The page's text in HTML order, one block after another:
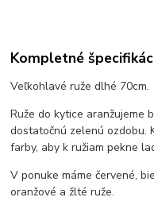
Kompletné
Veľkohlavé ruže dlhé 70cm.
Ruže do kytice aranžujeme
dostatočnú zelenú ozdobu.
farby, aby k ružiam pekne
V ponuke máme červené,
oranžové a žlté ruže.